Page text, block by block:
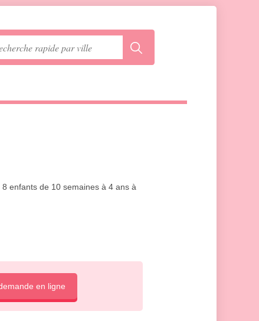
8 enfants de 10 semaines à 4 ans à
en ligne